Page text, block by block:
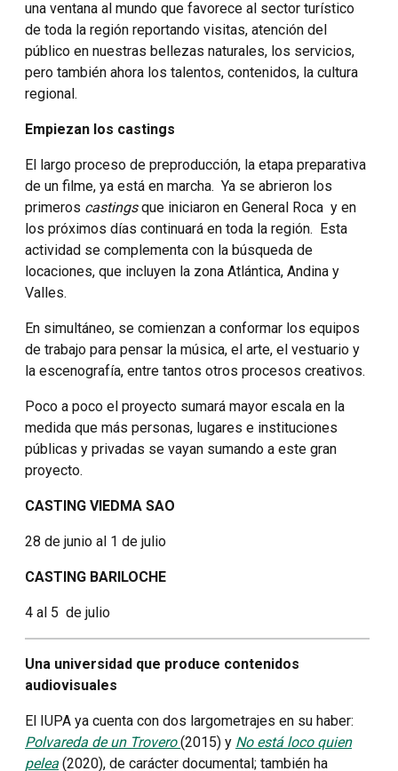
una ventana al mundo que favorece al sector turístico
de toda la región reportando visitas, atención del
público en nuestras bellezas naturales, los servicios,
pero también ahora los talentos, contenidos, la cultura
regional.
Empiezan los castings
El largo proceso de preproducción, la etapa preparativa
de un filme, ya está en marcha. Ya se abrieron los
primeros castingsque iniciaron en General Roca y en
los próximos días continuará en toda la región. Esta
actividad se complementa con la búsqueda de
locaciones, que incluyen la zona Atlántica, Andina y
Valles.
En simultáneo, se comienzan a conformar los equipos
de trabajo para pensar la música, el arte, el vestuario y
la escenografía, entre tantos otros procesos creativos.
Poco a poco el proyecto sumará mayor escala en la
medida que más personas, lugares e instituciones
públicas y privadas se vayan sumando a este gran
proyecto.
CASTING VIEDMA SAO
28 de junio al 1 de julio
CASTING BARILOCHE
4 al 5 de julio
Una universidad que produce contenidos
audiovisuales
El IUPA ya cuenta con dos largometrajes en su haber:
Polvareda de un Trovero (2015) y No está loco quien
pelea (2020), de carácter documental; también ha